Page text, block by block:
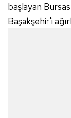
başlayan
Başakşehir'i